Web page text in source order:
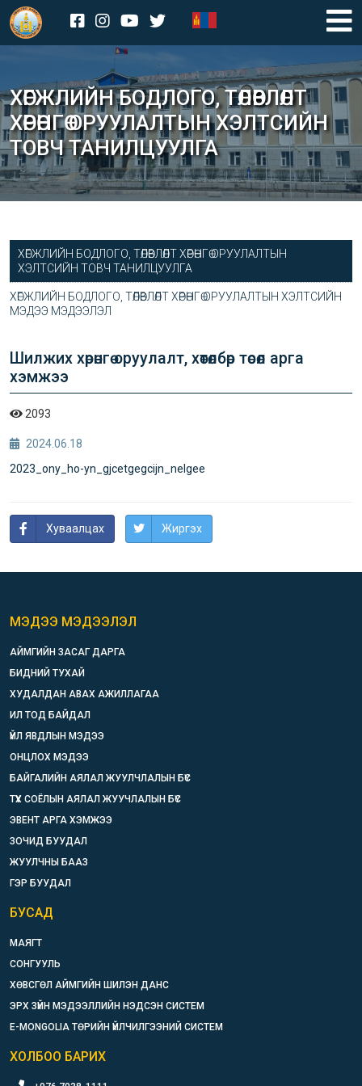
ХӨГЖЛИЙН БОДЛОГО, ТӨЛӨВЛӨЛТ
ХӨРӨНГӨ ОРУУЛАЛТЫН ХЭЛТСИЙН
ТОВЧ ТАНИЛЦУУЛГА
ХӨГЖЛИЙН БОДЛОГО, ТӨЛӨВЛӨЛТ ХӨРӨНГӨ ОРУУЛАЛТЫН
ХЭЛТСИЙН ТОВЧ ТАНИЛЦУУЛГА
ХӨГЖЛИЙН БОДЛОГО, ТӨЛӨВЛӨЛТ ХӨРӨНГӨ ОРУУЛАЛТЫН ХЭЛТСИЙН
МЭДЭЭ МЭДЭЭЛЭЛ
Шилжих хөрөнгө оруулалт, хөтөлбөр төсөл арга
хэмжээ
2093
2024.06.18
2023_ony_ho-yn_gjcetgegcijn_nelgee
Хуваалцах Жиргэх
МЭДЭЭ МЭДЭЭЛЭЛ
АЙМГИЙН ЗАСАГ ДАРГА
БИДНИЙ ТУХАЙ
ХУДАЛДАН АВАХ АЖИЛЛАГАА
ИЛ ТОД БАЙДАЛ
ҮЙЛ ЯВДЛЫН МЭДЭЭ
ОНЦЛОХ МЭДЭЭ
БАЙГАЛИЙН АЯЛАЛ ЖУУЛЧЛАЛЫН БҮС
ТҮҮХ СОЁЛЫН АЯЛАЛ ЖУУЧЛАЛЫН БҮС
ЭВЕНТ АРГА ХЭМЖЭЭ
ЗОЧИД БУУДАЛ
ЖУУЛЧНЫ БААЗ
ГЭР БУУДАЛ
БУСАД
МАЯГТ
СОНГУУЛЬ
ХӨВСГӨЛ АЙМГИЙН ШИЛЭН ДАНС
ЭРХ ЗҮЙН МЭДЭЭЛЛИЙН НЭДСЭН СИСТЕМ
E-MONGOLIA ТӨРИЙН ҮЙЛЧИЛГЭЭНИЙ СИСТЕМ
ХОЛБОО БАРИХ